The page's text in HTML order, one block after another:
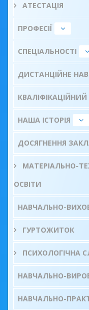
АТЕСТАЦІЯ
ПРОФЕСІЇ
СПЕЦІАЛЬНОСТІ
ДИСТАНЦІЙНЕ
НАША ІСТОРІЯ
ДОСЯГНЕННЯ
МАТЕРІАЛЬНО-
ОСВІТИ
НАВЧАЛЬНО-
ГУРТОЖИТОК
ПСИХОЛОГІЧНА
НАВЧАЛЬНО-
НАВЧАЛЬНО-